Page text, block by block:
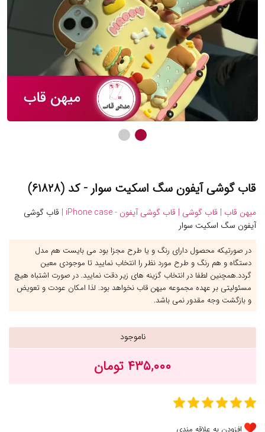
قاب گوشی آیفون سگ اسکیت سوار - کد (۶۱۸۲۸)
میهن قاب | قاب گوشی | قاب گوشی آیفون - iPhone case |
قاب گوشی
آیفون سگ اسکیت سوار
در صورتیکه محصول دارای رنگ و یا طرح مجزا بود می بایست هم مدل
دستگاه و هم رنگ و طرح مورد نظر را انتخاب نمایید تا موجودی معین
گردد.همچنین لطفا در انتخاب گزینه های زیر دقت نمایید. در صورت اشتباه هیچ
مسئولیتی بر عهده مجموعه میهن قاب نخواهد بود. لذا امکان عودت و تعویض
و بازگشت وجه مقدور نمی باشد.
ناموجود
۴۳۵,۰۰۰ تومان
افزودن به علاقه مندی